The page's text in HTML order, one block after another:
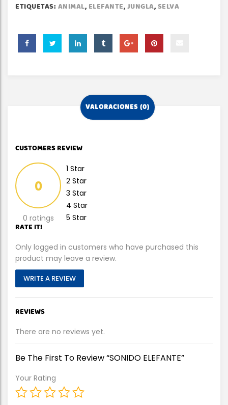
ETIQUETAS: ANIMAL, ELEFANTE,JUNGLA,SELVA
VALORACIONES (0)
CUSTOMERS REVIEW
0
0 ratings
1 Star
2 Star
3 Star
4 Star
5 Star
RATE IT!
Only logged in customers who have purchased this
product may leave a review.
WRITE A REVIEW
REVIEWS
There are no reviews yet.
Be The First To Review “SONIDO ELEFANTE”
Your Rating